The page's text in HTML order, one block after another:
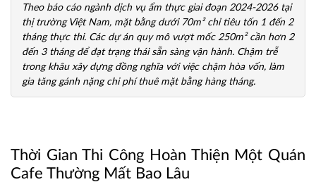
Theo báo cáo ngành dịch vụ ẩm thực giai đoạn 2024-2026 tại
thị trường Việt Nam, mặt bằng dưới 70m² chỉ tiêu tốn 1 đến 2
tháng thực thi. Các dự án quy mô vượt mốc 250m² cần hơn 2
đến 3 tháng để đạt trạng thái sẵn sàng vận hành. Chậm trễ
trong khâu xây dựng đồng nghĩa với việc chậm hòa vốn, làm
gia tăng gánh nặng chi phí thuê mặt bằng hàng tháng.
Thời Gian Thi Công Hoàn Thiện Một Quán
Cafe Thường Mất Bao Lâu